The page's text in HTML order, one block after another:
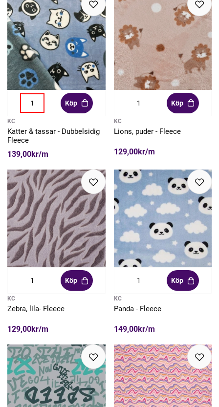
Köp
KC
Katter & tassar - Dubbelsidig
Fleece
139,00kr/m
Köp
KC
Lions, puder - Fleece
129,00kr/m
Köp
KC
Zebra, lila- Fleece
129,00kr/m
Köp
KC
Panda - Fleece
149,00kr/m